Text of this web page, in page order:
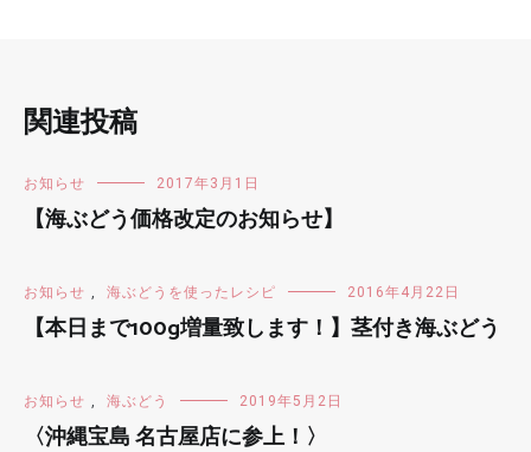
関連投稿
お知らせ 2017年3月1日
【海ぶどう価格改定のお知らせ】
お知らせ , 海ぶどうを使ったレシピ 2016年4月22日
【本日まで100g増量致します！】茎付き海ぶどう
お知らせ , 海ぶどう 2019年5月2日
〈沖縄宝島 名古屋店に参上！〉